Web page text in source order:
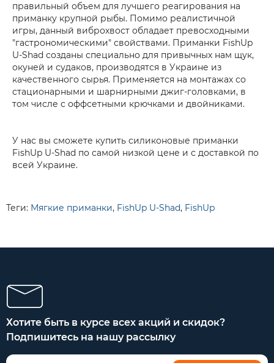
правильный объем для лучшего реагирования на
приманку крупной рыбы. Помимо реалистичной
игры, данный виброхвост обладает превосходными
"гастрономическими" свойствами. Приманки FishUp
U-Shad созданы специально для привычных нам щук,
окуней и судаков, производятся в Украине из
качественного сырья. Применяется на монтажах со
стационарными и шарнирными джиг-головками, в
том числе с оффсетными крючками и двойниками.
У нас вы сможете купить силиконовые приманки
FishUp U-Shad по самой низкой цене и с доставкой по
всей Украине.
Теги: Мягкие приманки, FishUp U-Shad, FishUp
Хотите быть в курсе всех акций и скидок?
Подпишитесь на нашу рассылку